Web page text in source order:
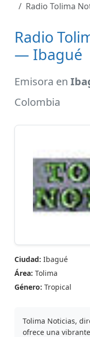
Radio Tolima
Radio
— Ibagué
Emisora en
Colombia
Ciudad: Ibagué
Área: Tolima
Género: Tropical
Tolima Noticias,
ofrece una